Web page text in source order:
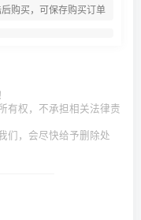
购买，可保存购买订单
有权，不承担相关法律责
们，会尽快给予删除处